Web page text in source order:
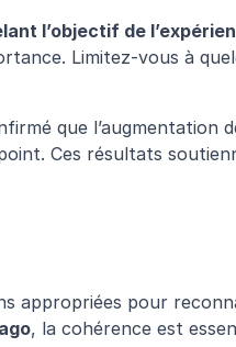
l’objectif de
Limitez-vous à
que
Ces résultats
, la cohérence est